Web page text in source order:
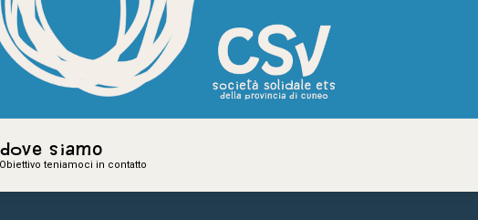
Dove siamo
Obiettivo teniamoci in contatto
Dove siamo
Obiettivo teniamoci in contatto